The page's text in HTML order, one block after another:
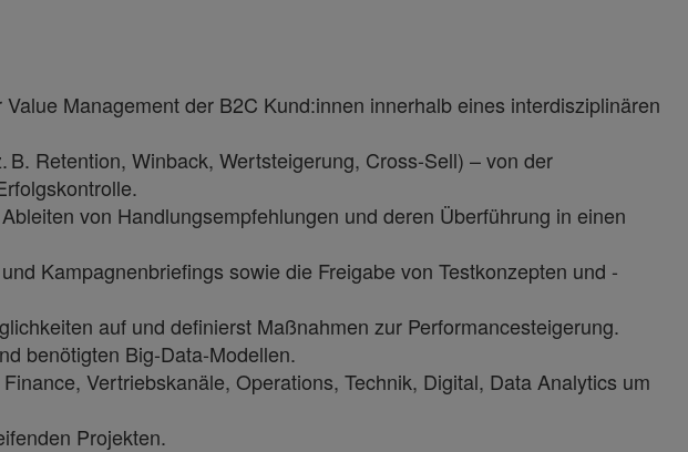
Management der B2C Kund:innen innerhalb eines interdisziplinären
Retention, Winback, Wertsteigerung, Cross-Sell) – von der
von Handlungsempfehlungen und deren Überführung in einen
Kampagnenbriefings sowie die Freigabe von Testkonzepten und -
auf und definierst Maßnahmen zur Performancesteigerung.
benötigten Big-Data-Modellen.
Vertriebskanäle, Operations, Technik, Digital, Data Analytics um
Projekten.